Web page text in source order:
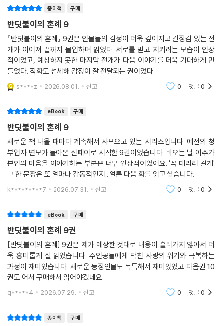
종이책 구매
반딧불이의 혼례 9
『반딧불이의 혼례』 9권은 인물들의 감정이 더욱 깊어지고 긴장감 있는 전
개가 이어져 끝까지 몰입하며 읽었다. 서로를 믿고 지키려는 모습이 인상
적이었고, 예상하지 못한 마지막 전개가 다음 이야기를 더욱 기대하게 만
들었다. 작화도 섬세해 감정이 잘 전달되는 권이었다.
s****z 2026.08.01. 신고 0 댓글0
eBook 구매
반딧불이의 혼례 9
새로운 책 나올 때마다 계속해서 사모으고 있는 시리즈입니다. 예전의 청
부업자 면모가 돌아온 신페이로 시작한 9권이었습니다. 비오는 날 여주가
본인의 마음을 이야기하는 부분은 너무 인상적이었어요. '꼭 데리러 갈게'
그 한 문장은 또 얼마나 감동적인지.. 얼른 다음 화를 읽고 싶습니다.
k*********7 2026.07.31. 신고 0 댓글0
eBook 구매
반딧불이의 혼례 9권
[반딧불이의 혼례] 9권은 제가 예상한 것대로 내용이 흘러가지 않아서 더
욱 흥미롭게 잘 읽었습니다. 주인공들에게 닥친 사랑의 위기와 극복하는
과정이 재미있습니다. 새로운 등장인물도 독특해서 재미있었고 다음권 10
권도 어서 구매해서 읽어야겠네요.
q*****4 2026.07.29. 신고 0 댓글0
종이책 구매